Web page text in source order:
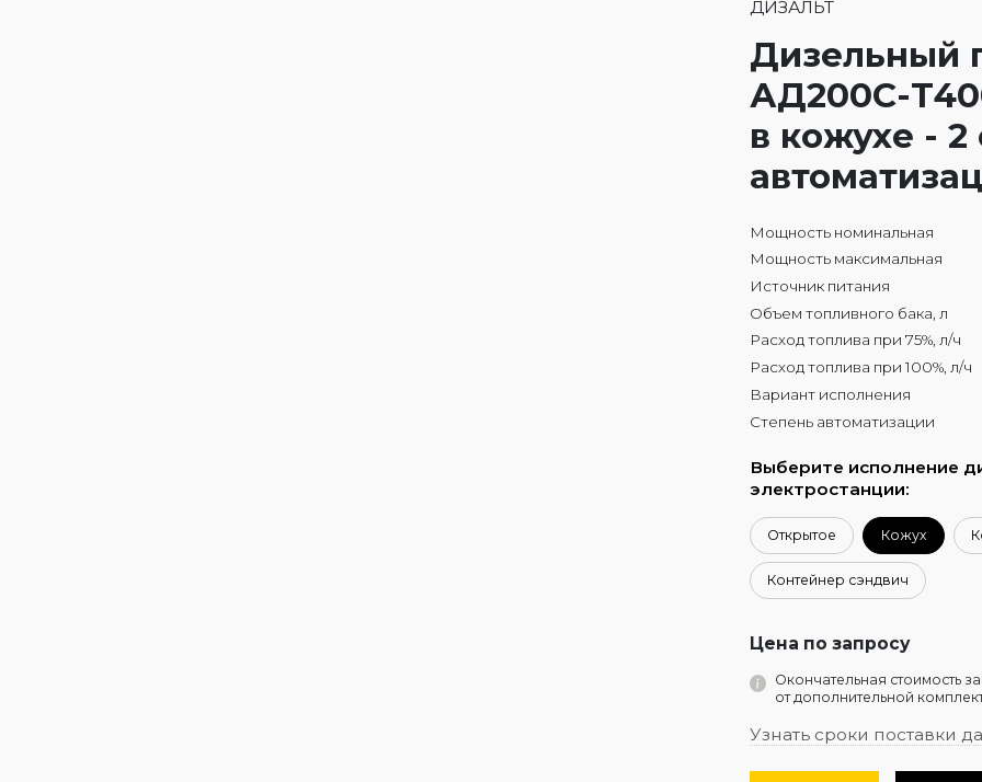
Дизельный
АД200С-
в кожухе - 2
Мощность номинальная
Мощность максимальная
Источник питания
Объем топливного бака, л
Расход топлива при 75%, л/ч
Расход топлива при 100%, л/ч
Вариант исполнения
Степень автоматизации
Выберите исполнение
электростанции:
Открытое Кожух
Контейнер сэндвич
Цена по запросу
Окончательная стоимость
от дополнительной
Узнать сроки поставки